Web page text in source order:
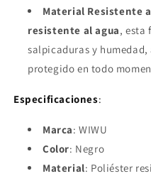
Material Resistente
resistente al agua, esta
salpicaduras y
protegido en todo
Especificaciones:
Marca: WIWU
Color: Negro
Material: Poliéster